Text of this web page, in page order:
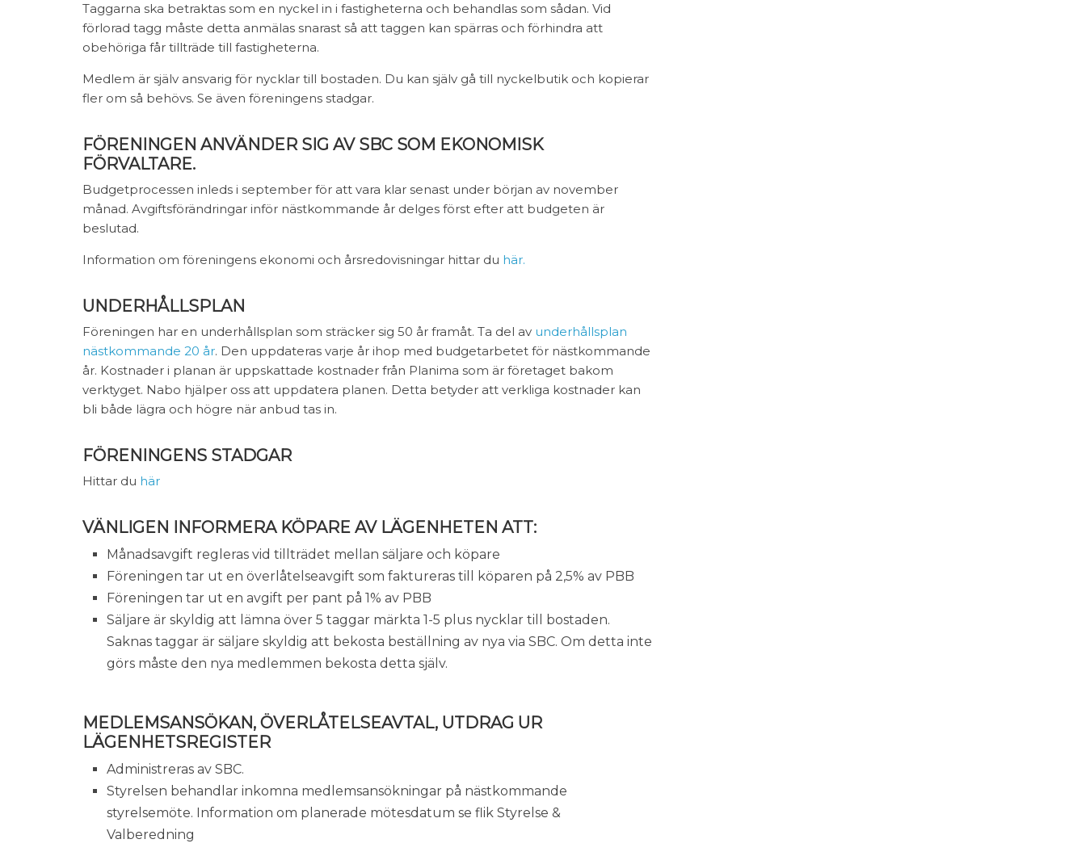
Taggarna ska betraktas som en nyckel in i fastigheterna och behandlas som sådan. Vid
förlorad tagg måste detta anmälas snarast så att taggen kan spärras och förhindra att
obehöriga får tillträde till fastigheterna.
Medlem är själv ansvarig för nycklar till bostaden. Du kan själv gå till nyckelbutik och kopierar
fler om så behövs. Se även föreningens stadgar.
FÖRENINGEN ANVÄNDER SIG AV SBC SOM EKONOMISK
FÖRVALTARE.
Budgetprocessen inleds i september för att vara klar senast under början av november
månad. Avgiftsförändringar inför nästkommande år delges först efter att budgeten är
beslutad.
Information om föreningens ekonomi och årsredovisningar hittar du här.
UNDERHÅLLSPLAN
Föreningen har en underhållsplan som sträcker sig 50 år framåt. Ta del av underhållsplan
nästkommande 20 år. Den uppdateras varje år ihop med budgetarbetet för nästkommande
år. Kostnader i planan är uppskattade kostnader från Planima som är företaget bakom
verktyget. Nabo hjälper oss att uppdatera planen. Detta betyder att verkliga kostnader kan
bli både lägra och högre när anbud tas in.
FÖRENINGENS STADGAR
Hittar du här
VÄNLIGEN INFORMERA KÖPARE AV LÄGENHETEN ATT:
Månadsavgift regleras vid tillträdet mellan säljare och köpare
Föreningen tar ut en överlåtelseavgift som faktureras till köparen på 2,5% av PBB
Föreningen tar ut en avgift per pant på 1% av PBB
Säljare är skyldig att lämna över 5 taggar märkta 1-5 plus nycklar till bostaden.
Saknas taggar är säljare skyldig att bekosta beställning av nya via SBC. Om detta inte
görs måste den nya medlemmen bekosta detta själv.
MEDLEMSANSÖKAN, ÖVERLÅTELSEAVTAL, UTDRAG UR
LÄGENHETSREGISTER
Administreras av SBC.
Styrelsen behandlar inkomna medlemsansökningar på nästkommande
styrelsemöte. Information om planerade mötesdatum se flik Styrelse &
Valberedning